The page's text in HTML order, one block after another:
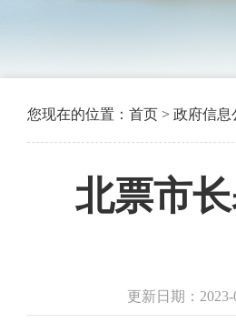
您现在的位置： 首页 > 政府信息
北票市
更新日期：